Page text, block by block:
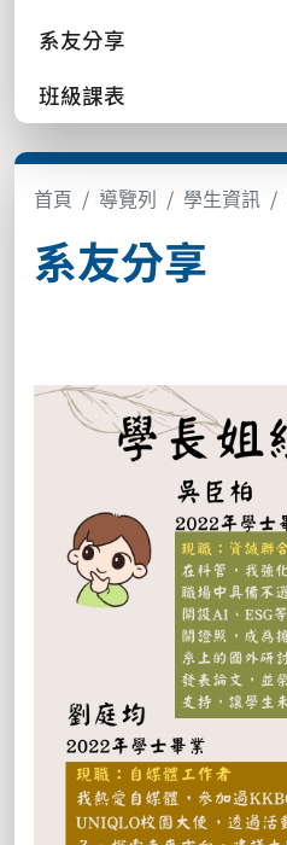
系友分享
班級課表
首頁 導覽列 學生資訊
系友分享